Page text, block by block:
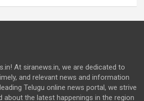
At siranews.in, we are dedicated to
and relevant news and information
Telugu online news portal, we strive
about the latest happenings in the region